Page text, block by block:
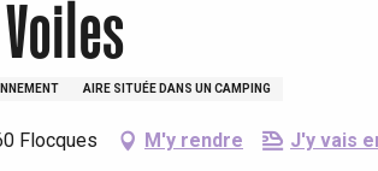
AIRE SITUÉE DANS UN CAMPING
Flocques M'y rendre J'y vais